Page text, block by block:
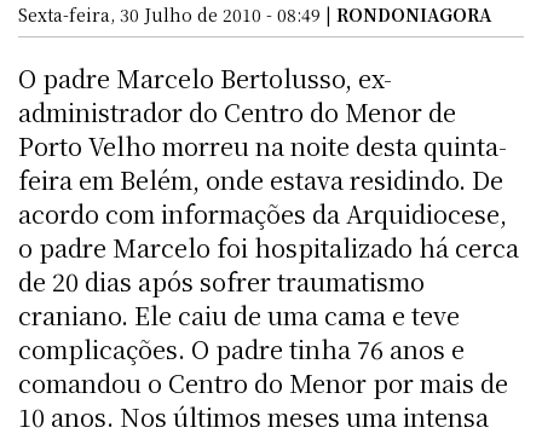
Sexta-feira, 30 Julho de 2010 - 08:49 | RONDONIAGORA
O padre Marcelo Bertolusso, ex-
administrador do Centro do Menor de
Porto Velho morreu na noite desta quinta-
feira em Belém, onde estava residindo. De
acordo com informações da Arquidiocese,
o padre Marcelo foi hospitalizado há cerca
de 20 dias após sofrer traumatismo
craniano. Ele caiu de uma cama e teve
complicações. O padre tinha 76 anos e
comandou o Centro do Menor por mais de
10 anos. Nos últimos meses uma intensa